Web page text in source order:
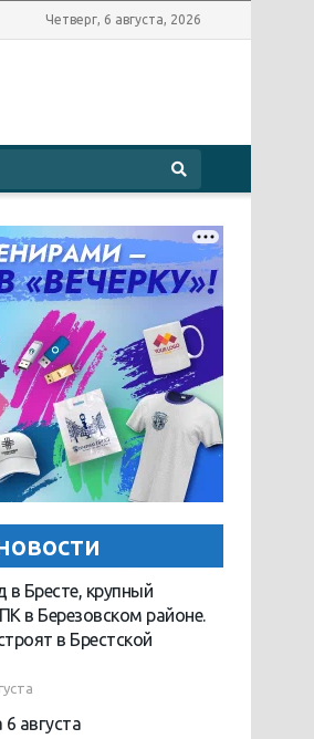
Четверг, 6 августа, 2026
в Бресте, крупный
в Березовском районе.
в Брестской
6 августа